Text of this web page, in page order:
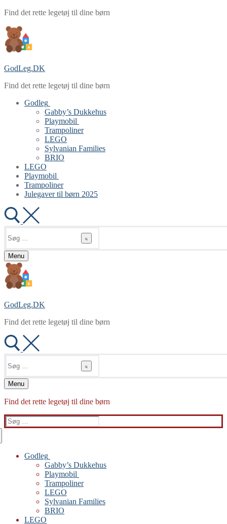
Spring
indhold
Menu
Luk
Find det rette legetøj til dine børn
GodLeg.DK
Find det rette legetøj til dine børn
Godleg
Gabby’s Dukkehus
Playmobil
Trampoliner
LEGO
Sylvanian Families
BRIO
LEGO
Playmobil
Trampoliner
Julegaver til børn 2025
efter:
Menu
GodLeg.DK
Find det rette legetøj til dine børn
efter:
Menu
Find det rette legetøj til dine børn
Søg
efter:
Godleg
Gabby’s Dukkehus
Playmobil
Trampoliner
LEGO
Sylvanian Families
BRIO
LEGO